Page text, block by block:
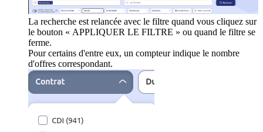
La recherche est relancée avec le filtre quand vous cliquez sur
le bouton « APPLIQUER LE FILTRE » ou quand le filtre se
ferme.
Pour certains d'entre eux, un compteur indique le nombre
d'offres correspondant.